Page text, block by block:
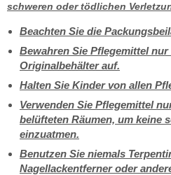
schweren oder tödlichen
Beachten Sie die
Bewahren Sie Pflegemittel
Originalbehälter auf.
Halten Sie Kinder von allen
Verwenden Sie Pflegemittel
belüfteten Räumen, um keine
einzuatmen.
Benutzen Sie niemals
Nagellackentferner oder